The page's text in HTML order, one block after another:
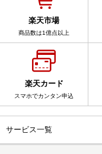
楽天市場
商品数は1億点以上
楽天カード
スマホでカンタン申込
サービス一覧